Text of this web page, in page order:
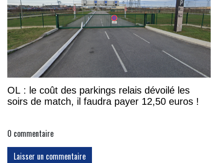
OL : le coût des parkings relais dévoilé les
soirs de match, il faudra payer 12,50 euros !
0 commentaire
Laisser un commentaire